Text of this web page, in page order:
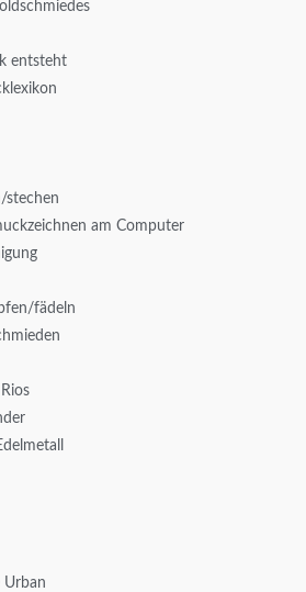
entsteht
stechen
am Computer
fädeln
Urban